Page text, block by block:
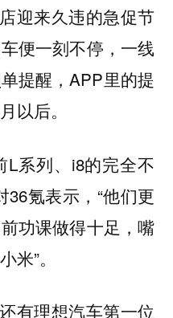
迎来久违的急促节
便一刻不停，一线
提醒，APP里的提
以后。
L系列、i8的完全不
36氪表示，“他们更
功课做得十足，嘴
”。
有理想汽车第一位